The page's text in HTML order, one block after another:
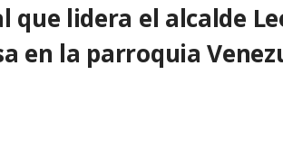
lidera el alcalde
en la parroquia